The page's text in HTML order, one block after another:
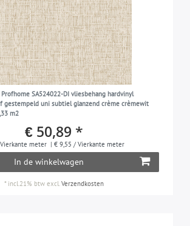
SA524022-DI vliesbehang hardvinyl
gestempeld uni subtiel glanzend crème crèmewit
m2
€ 50,89 *
Vierkante meter | € 9,55 / Vierkante meter
In de winkelwagen
* incl.21% btw excl. Verzendkosten